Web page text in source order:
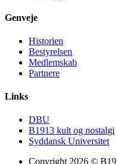
Genveje
Historien
Bestyrelsen
Medlemskab
Partnere
Links
DBU
B1913 kult og nostalgi
Syddansk Universitet
Copyright 2026 ©